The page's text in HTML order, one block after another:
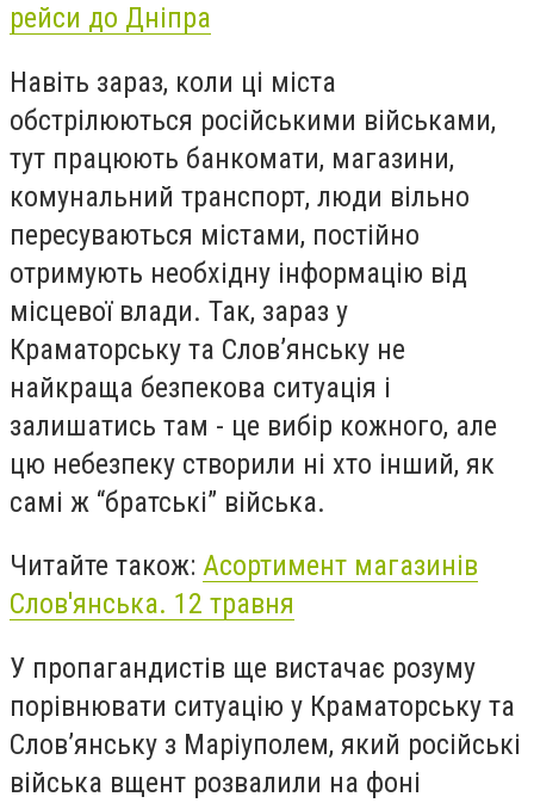
рейси до Дніпра
Навіть зараз, коли ці міста
обстрілюються російськими військами,
тут працюють банкомати, магазини,
комунальний транспорт, люди вільно
пересуваються містами, постійно
отримують необхідну інформацію від
місцевої влади. Так, зараз у
Краматорську та Слов’янську не
найкраща безпекова ситуація і
залишатись там - це вибір кожного, але
цю небезпеку створили ні хто інший, як
самі ж “братські” війська.
Читайте також: Асортимент магазинів
Слов'янська. 12 травня
У пропагандистів ще вистачає розуму
порівнювати ситуацію у Краматорську та
Слов’янську з Маріуполем, який російські
війська вщент розвалили на фоні